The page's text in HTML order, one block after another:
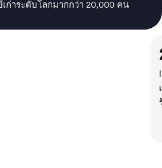
เก่าระดับโลกมากกว่า 20,000 คน